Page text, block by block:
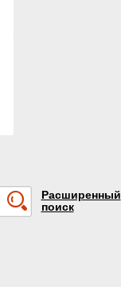
Расширенный
поиск